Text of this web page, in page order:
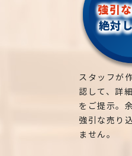
強引
絶対
スタッフが
認して、詳
をご提示。
強引な売り
ません。